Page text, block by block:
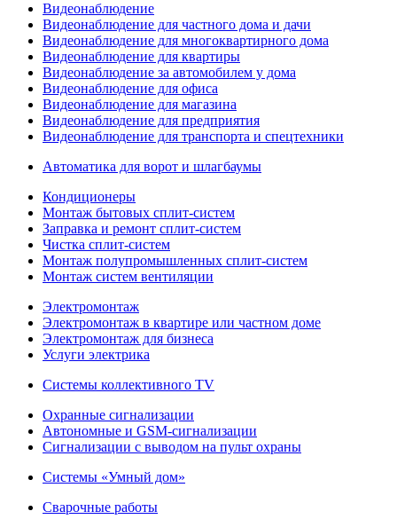
Видеонаблюдение
Видеонаблюдение для частного дома и дачи
Видеонаблюдение для многоквартирного дома
Видеонаблюдение для квартиры
Видеонаблюдение за автомобилем у дома
Видеонаблюдение для офиса
Видеонаблюдение для магазина
Видеонаблюдение для предприятия
Видеонаблюдение для транспорта и спецтехники
Автоматика для ворот и шлагбаумы
Кондиционеры
Монтаж бытовых сплит-систем
Заправка и ремонт сплит-систем
Чистка сплит-систем
Монтаж полупромышленных сплит-систем
Монтаж систем вентиляции
Электромонтаж
Электромонтаж в квартире или частном доме
Электромонтаж для бизнеса
Услуги электрика
Системы коллективного TV
Охранные сигнализации
Автономные и GSM-сигнализации
Сигнализации с выводом на пульт охраны
Системы «Умный дом»
Сварочные работы